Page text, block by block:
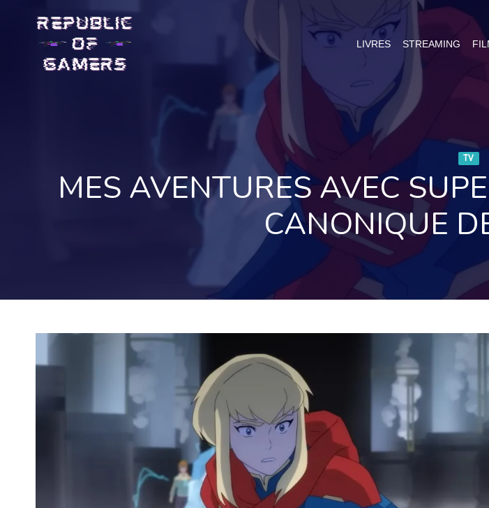
content
LIVRES STREAMING
TV
MES AVENTURES AVEC
CANONIQUE